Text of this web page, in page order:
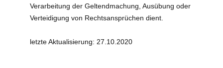
Verarbeitung der Geltendmachung, Ausübung oder
Verteidigung von Rechtsansprüchen dient.
letzte Aktualisierung: 27.10.2020